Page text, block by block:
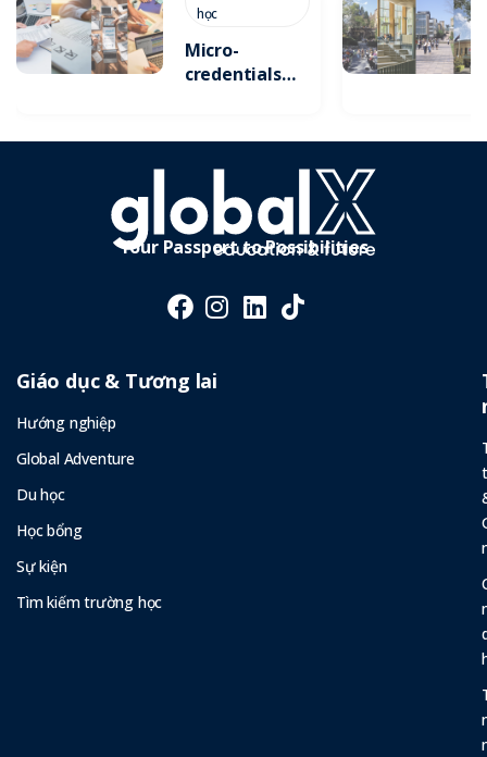
học
Micro-
credentials:
Chứng Chỉ
Ngắn Hạn Để
Gia Tăng Lợi
Thế Cạnh
Tranh
Your Passport to Possibilities
Giáo dục & Tương lai
Hướng nghiệp
Global Adventure
Du học
Học bổng
Sự kiện
Tìm kiếm trường học